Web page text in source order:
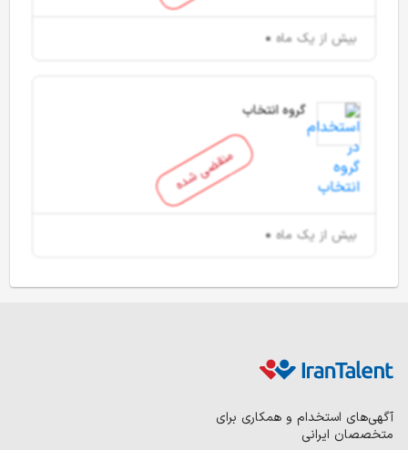
بیش از یک ماه
منقضی شده
گروه انتخاب
بیش از یک ماه
آگهی‌های استخدام و همکاری برای
متخصصان ایرانی